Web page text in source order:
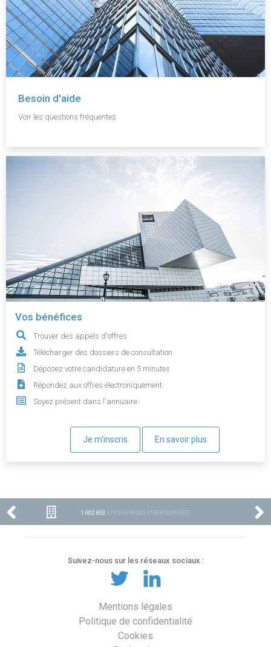
Besoin d'aide
Voir les questions fréquentes.
Vos bénéfices
Trouver des appels d'offres
Télécharger des dossiers de consultation
Déposez votre candidature en 5 minutes
Répondez aux offres électroniquement
Soyez présent dans l'annuaire
Je m'inscris En savoir plus
1 002 633 ENTREPRISES ENREGISTRÉES
Suivez-nous sur les réseaux sociaux :
Mentions légales
Politique de confidentialité
Cookies